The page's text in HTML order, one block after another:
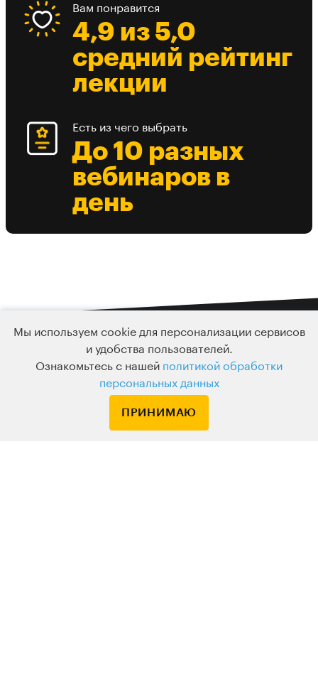
Вам понравится
4,9 из 5,0
средний рейтинг
лекции
Есть из чего выбрать
До 10 разных
вебинаров в
день
Узнавайте о новых курсах и лекциях первым
Мы используем cookie для персонализации сервисов
и удобства пользователей.
Ознакомьтесь с нашей политикой обработки
персональных данных
ПРИНИМАЮ